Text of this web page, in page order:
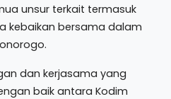
unsur terkait termasuk
kebaikan bersama dalam
dan kerjasama yang
baik antara Kodim